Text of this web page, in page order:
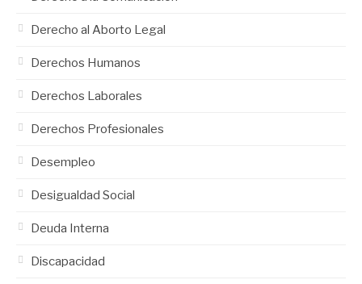
Derecho al Aborto Legal
Derechos Humanos
Derechos Laborales
Derechos Profesionales
Desempleo
Desigualdad Social
Deuda Interna
Discapacidad